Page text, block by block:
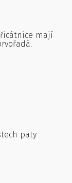
mají
paty